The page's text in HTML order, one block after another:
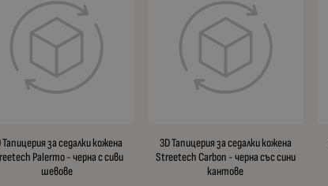
Тапицерия за седалки кожена
Palermo - черна с сиви
шевове
3D Тапицерия за седалки кожена
Streetech Carbon - черна със сини
кантове